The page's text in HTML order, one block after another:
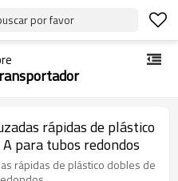
por favor
rápidas de plástico
para tubos redondos
rápidas de plástico dobles de